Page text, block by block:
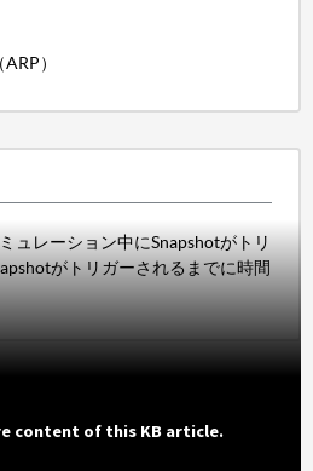
）
ュレーション中にSnapshotがトリ
がトリガーされるまでに時間
content of this KB article.